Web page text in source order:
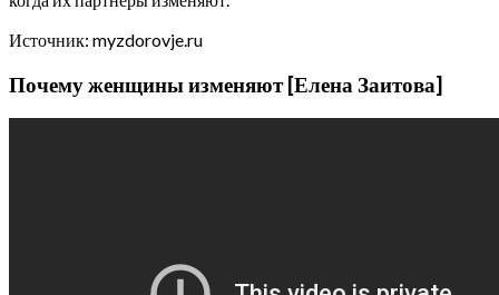
Источник: myzdorovje.ru
Почему женщины изменяют [Елена Заитова]